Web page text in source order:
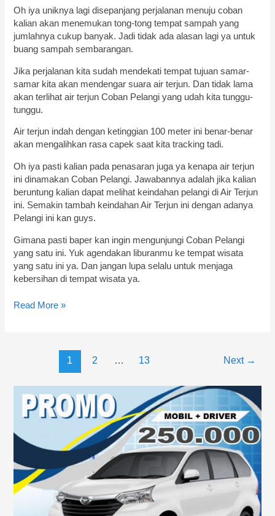
Oh iya uniknya lagi disepanjang perjalanan menuju coban
kalian akan menemukan tong-tong tempat sampah yang
jumlahnya cukup banyak. Jadi tidak ada alasan lagi ya untuk
buang sampah sembarangan.
Jika perjalanan kita sudah mendekati tempat tujuan samar-
samar kita akan mendengar suara air terjun. Dan tidak lama
akan terlihat air terjun Coban Pelangi yang udah kita tunggu-
tunggu.
Air terjun indah dengan ketinggian 100 meter ini benar-benar
akan mengalihkan rasa capek saat kita tracking tadi.
Oh iya pasti kalian pada penasaran juga ya kenapa air terjun
ini dinamakan Coban Pelangi. Jawabannya adalah jika kalian
beruntung kalian dapat melihat keindahan pelangi di Air Terjun
ini. Semakin tambah keindahan Air Terjun ini dengan adanya
Pelangi ini kan guys.
Gimana pasti baper kan ingin mengunjungi Coban Pelangi
yang satu ini. Yuk agendakan liburanmu ke tempat wisata
yang satu ini ya. Dan jangan lupa selalu untuk menjaga
kebersihan di tempat wisata ya.
Read More »
1 2 … 13 Next →